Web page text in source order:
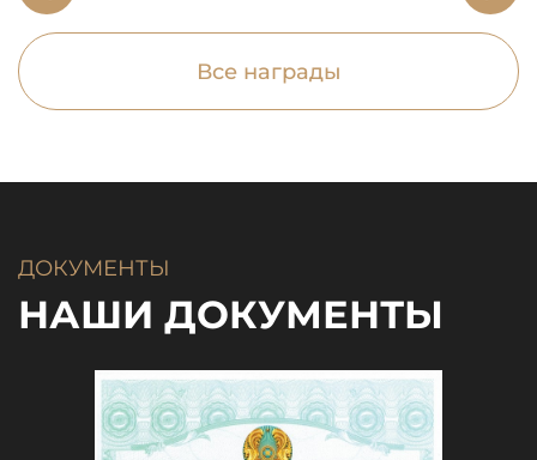
Все награды
ДОКУМЕНТЫ
НАШИ ДОКУМЕНТЫ